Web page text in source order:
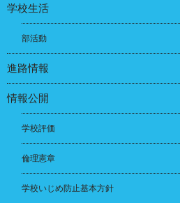
学校生活
部活動
進路情報
情報公開
学校評価
倫理憲章
学校いじめ防止基本方針